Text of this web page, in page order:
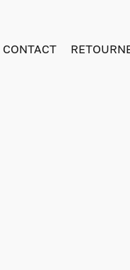
CONTACT